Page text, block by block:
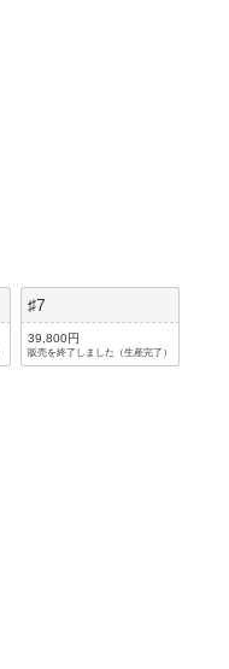
♯7
39,800円
販売を終了しました（生産完了）